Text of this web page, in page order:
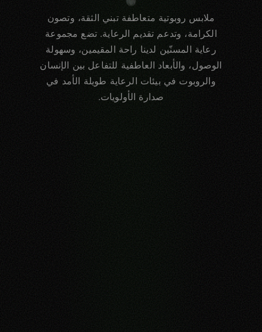
ملابس روبوتية متعاطفة تبني الثقة، وتصون
الكرامة، وتدعم تقديم الرعاية. تضع مجموعة
رعاية المسنّين لدينا راحة المقيمين، وسهولة
الوصول، والأبعاد العاطفية للتفاعل بين الإنسان
والروبوت في بيئات الرعاية طويلة الأمد في
صدارة الأولويات.